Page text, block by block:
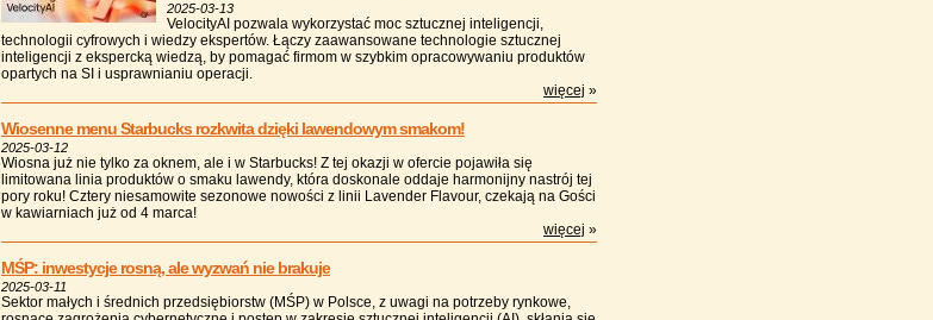
2025-03-13
VelocityAI pozwala wykorzystać moc sztucznej inteligencji,
technologii cyfrowych i wiedzy ekspertów. Łączy zaawansowane technologie sztucznej
inteligencji z ekspercką wiedzą, by pomagać firmom w szybkim opracowywaniu produktów
opartych na SI i usprawnianiu operacji.
więcej »
Wiosenne menu Starbucks rozkwita dzięki lawendowym smakom!
2025-03-12
Wiosna już nie tylko za oknem, ale i w Starbucks! Z tej okazji w ofercie pojawiła się
limitowana linia produktów o smaku lawendy, która doskonale oddaje harmonijny nastrój tej
pory roku! Cztery niesamowite sezonowe nowości z linii Lavender Flavour, czekają na Gości
w kawiarniach już od 4 marca!
więcej »
MŚP: inwestycje rosną, ale wyzwań nie brakuje
2025-03-11
Sektor małych i średnich przedsiębiorstw (MŚP) w Polsce, z uwagi na potrzeby rynkowe,